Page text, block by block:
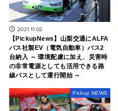
2021.11.02
【PickupNews】山梨交通にALFA
バス社製EV（電気自動車）バス2
台納入 ～ 環境配慮に加え、災害時
の非常電源としても活用できる路
線バスとして運行開始 ～
Pickup NEWS